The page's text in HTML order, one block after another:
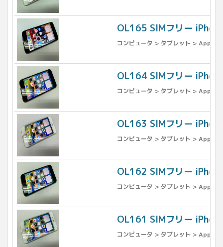
OL165 SIMフリー
コンピュータ > タブレット > Apple
OL164 SIMフリー
コンピュータ > タブレット > Apple
OL163 SIMフリー
コンピュータ > タブレット > Apple
OL162 SIMフリー
コンピュータ > タブレット > Apple
OL161 SIMフリー
コンピュータ > タブレット > Apple